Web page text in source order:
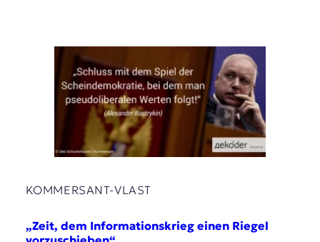
KOMMERSANT-VLAST
„Zeit, dem Informationskrieg einen Riegel